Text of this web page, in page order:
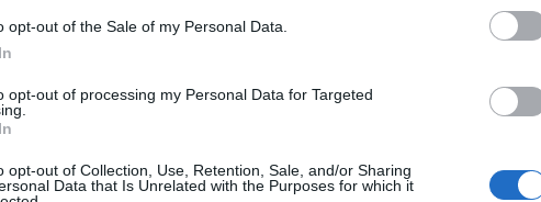
opt-out of the Sale of my Personal Data.
opt-out of processing my Personal Data for Targeted
opt-out of Collection, Use, Retention, Sale, and/or Sharing
Data that Is Unrelated with the Purposes for which it
επαγγέλματα υποστήριξης ατόμων με ειδικές εκπαιδευτικές
2025 του ΑΣΕΠ καλύπτει ειδικότητες σε γενική και
ατόμων σε Δήμους και Περιφέρειες
στην Χίο: Πρόσληψη με σύμβαση εργασίας ιδιωτικού
για την κάλυψη κατεπειγουσών και έκτακτων αναγκών